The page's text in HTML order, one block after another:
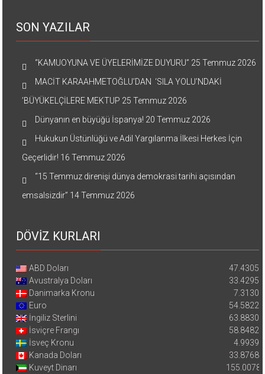
SON YAZILAR
“KAMUOYUNA VE ÜYELERİMİZE DUYURU” 25 Temmuz 2026
MACİT KARAAHMETOĞLU’DAN ‘SILA YOLU’NDAKİ
’BÜYÜKELÇİLERE MEKTUP 25 Temmuz 2026
Dünyanın en büyüğü İspanya! 20 Temmuz 2026
Hukukun Üstünlüğü ve Adil Yargılanma İlkesi Herkes İçin
Geçerlidir! 16 Temmuz 2026
“15 Temmuz direnişi dünya demokrasi tarihi açısından
emsalsizdir” 14 Temmuz 2026
DÖVİZ KURLARI
ABD Doları
47.4305
Avustralya Doları
33.4295
Danimarka Kronu
7.3130
Euro
54.5822
İngiliz Sterlini
63.8830
İsviçre Frangı
58.8482
İsveç Kronu
4.9939
Kanada Doları
33.8768
Kuveyt Dinarı
155.0078